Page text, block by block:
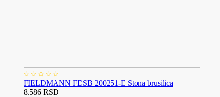
FIELDMANN FDSB 200251-E Stona brusilica
8.586 RSD